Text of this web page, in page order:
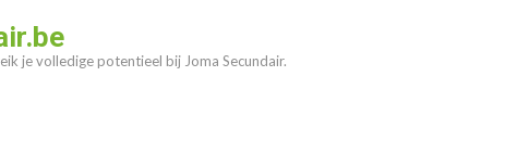
je volledige potentieel bij Joma Secundair.